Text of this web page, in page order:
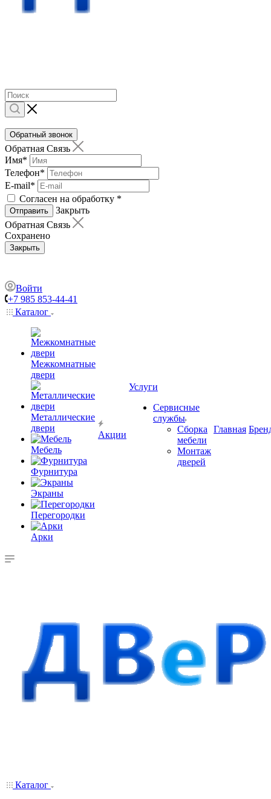
Обратный звонок
Обратная Связь
Имя*
Телефон*
E-mail*
Согласен на обработку *
Отправить
Закрыть
Обратная Связь
Сохранено
Закрыть
Войти
+7 985 853-44-41
Каталог
Межкомнатные
двери
Металлические
двери
Мебель
Фурнитура
Экраны
Перегородки
Арки
Акции
Услуги
Сервисные
службы
Сборка
мебели
Монтаж
дверей
Главная
Каталог